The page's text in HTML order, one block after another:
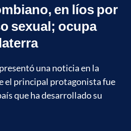
en líos por
sexual; ocupa
una noticia en la
el principal protagonista fue
que ha desarrollado su